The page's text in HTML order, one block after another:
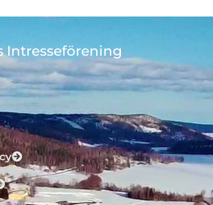
Intresseförening